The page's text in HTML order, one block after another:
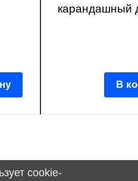
карандашный
В
cookie-